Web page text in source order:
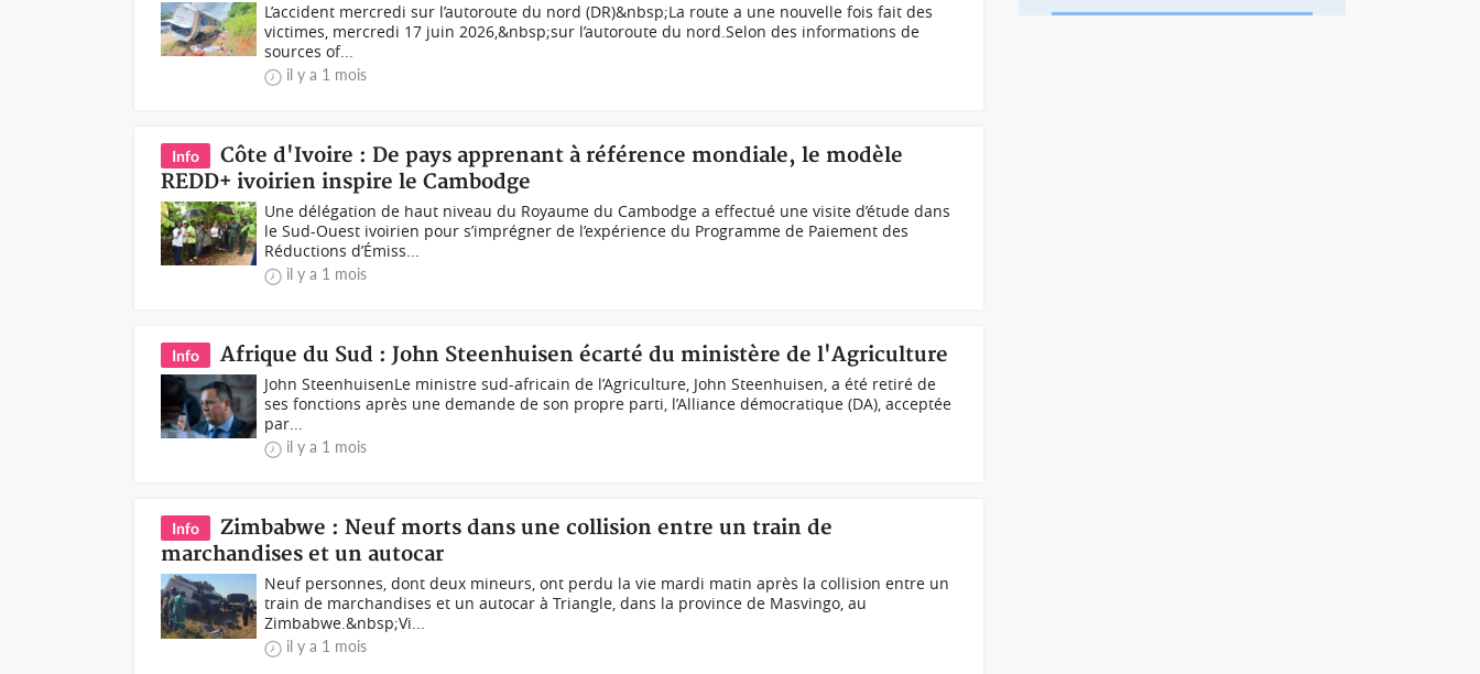
L’accident mercredi sur l’autoroute du nord (DR)&nbsp;La route a une nouvelle fois fait des
victimes, mercredi 17 juin 2026,&nbsp;sur l’autoroute du nord.Selon des informations de
sources of...
il y a 1 mois
Info
Côte d'Ivoire : De pays apprenant à référence mondiale, le modèle
REDD+ ivoirien inspire le Cambodge
Une délégation de haut niveau du Royaume du Cambodge a effectué une visite d’étude dans
le Sud-Ouest ivoirien pour s’imprégner de l’expérience du Programme de Paiement des
Réductions d’Émiss...
il y a 1 mois
Info Afrique du Sud : John Steenhuisen écarté du ministère de l'Agriculture
John Steenhuisen Le ministre sud-africain de l’Agriculture, John Steenhuisen, a été retiré de
ses fonctions après une demande de son propre parti, l’Alliance démocratique (DA), acceptée
par...
il y a 1 mois
Info
Zimbabwe : Neuf morts dans une collision entre un train de
marchandises et un autocar
Neuf personnes, dont deux mineurs, ont perdu la vie mardi matin après la collision entre un
train de marchandises et un autocar à Triangle, dans la province de Masvingo, au
Zimbabwe.&nbsp;Vi...
il y a 1 mois